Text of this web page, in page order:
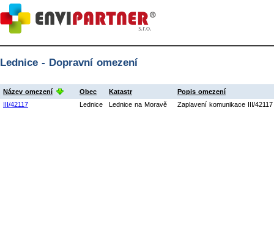
Lednice - Dopravní omezení
Název omezení Obec Katastr
Popis omezení
III/42117
Lednice Lednice na Moravě Zaplavení komunikace III/